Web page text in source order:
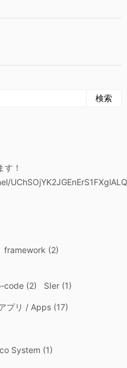
！
framework (2)
code(2) SIer(1)
プリ / Apps(17)
System (1)